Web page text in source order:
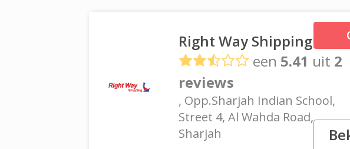
Right Way Shipping
een 5.41 uit 2
reviews
, Opp.Sharjah Indian School,
Street 4, Al Wahda Road,
Sharjah